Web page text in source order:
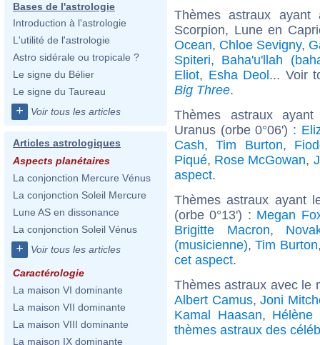
Bases de l'astrologie
Introduction à l'astrologie
L'utilité de l'astrologie
Astro sidérale ou tropicale ?
Le signe du Bélier
Le signe du Taureau
+ Voir tous les articles
Articles astrologiques
Aspects planétaires
La conjonction Mercure Vénus
La conjonction Soleil Mercure
Lune AS en dissonance
La conjonction Soleil Vénus
+ Voir tous les articles
Caractérologie
La maison VI dominante
La maison VII dominante
La maison VIII dominante
La maison IX dominante
Thèmes astraux
Scorpion, Lune en
Ocean, Chloe Sevigny,
Spiteri, Baha'u'llah
Eliot, Esha Deol... Voir
Big Three.
Thèmes astraux
Uranus (orbe 0°06') :
Cash,Tim Burton,
Piqué, Rose McGowan,
aspect.
Thèmes astraux ayant
(orbe 0°13') : Megan
Brigitte Macron,
(musicienne),Tim Burton
cet aspect.
Thèmes astraux avec le
Albert Camus,Joni
Kamal Haasan, Hélène
thèmes astraux des